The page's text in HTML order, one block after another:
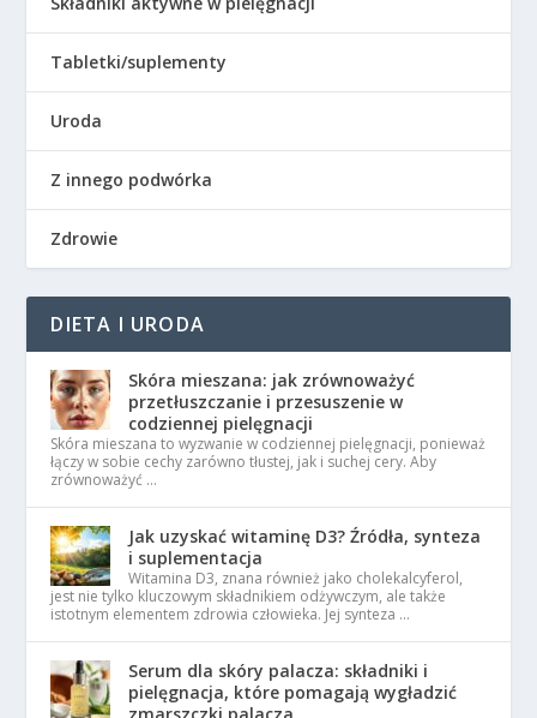
Tabletki/suplementy
Uroda
Z innego podwórka
Zdrowie
DIETA I URODA
Skóra mieszana: jak zrównoważyć
przetłuszczanie i przesuszenie w
codziennej pielęgnacji
Skóra mieszana to wyzwanie w codziennej pielęgnacji, ponieważ
łączy w sobie cechy zarówno tłustej, jak i suchej cery. Aby
zrównoważyć …
Jak uzyskać witaminę D3? Źródła, synteza
i suplementacja
Witamina D3, znana również jako cholekalcyferol,
jest nie tylko kluczowym składnikiem odżywczym, ale także
istotnym elementem zdrowia człowieka. Jej synteza …
Serum dla skóry palacza: składniki i
pielęgnacja, które pomagają wygładzić